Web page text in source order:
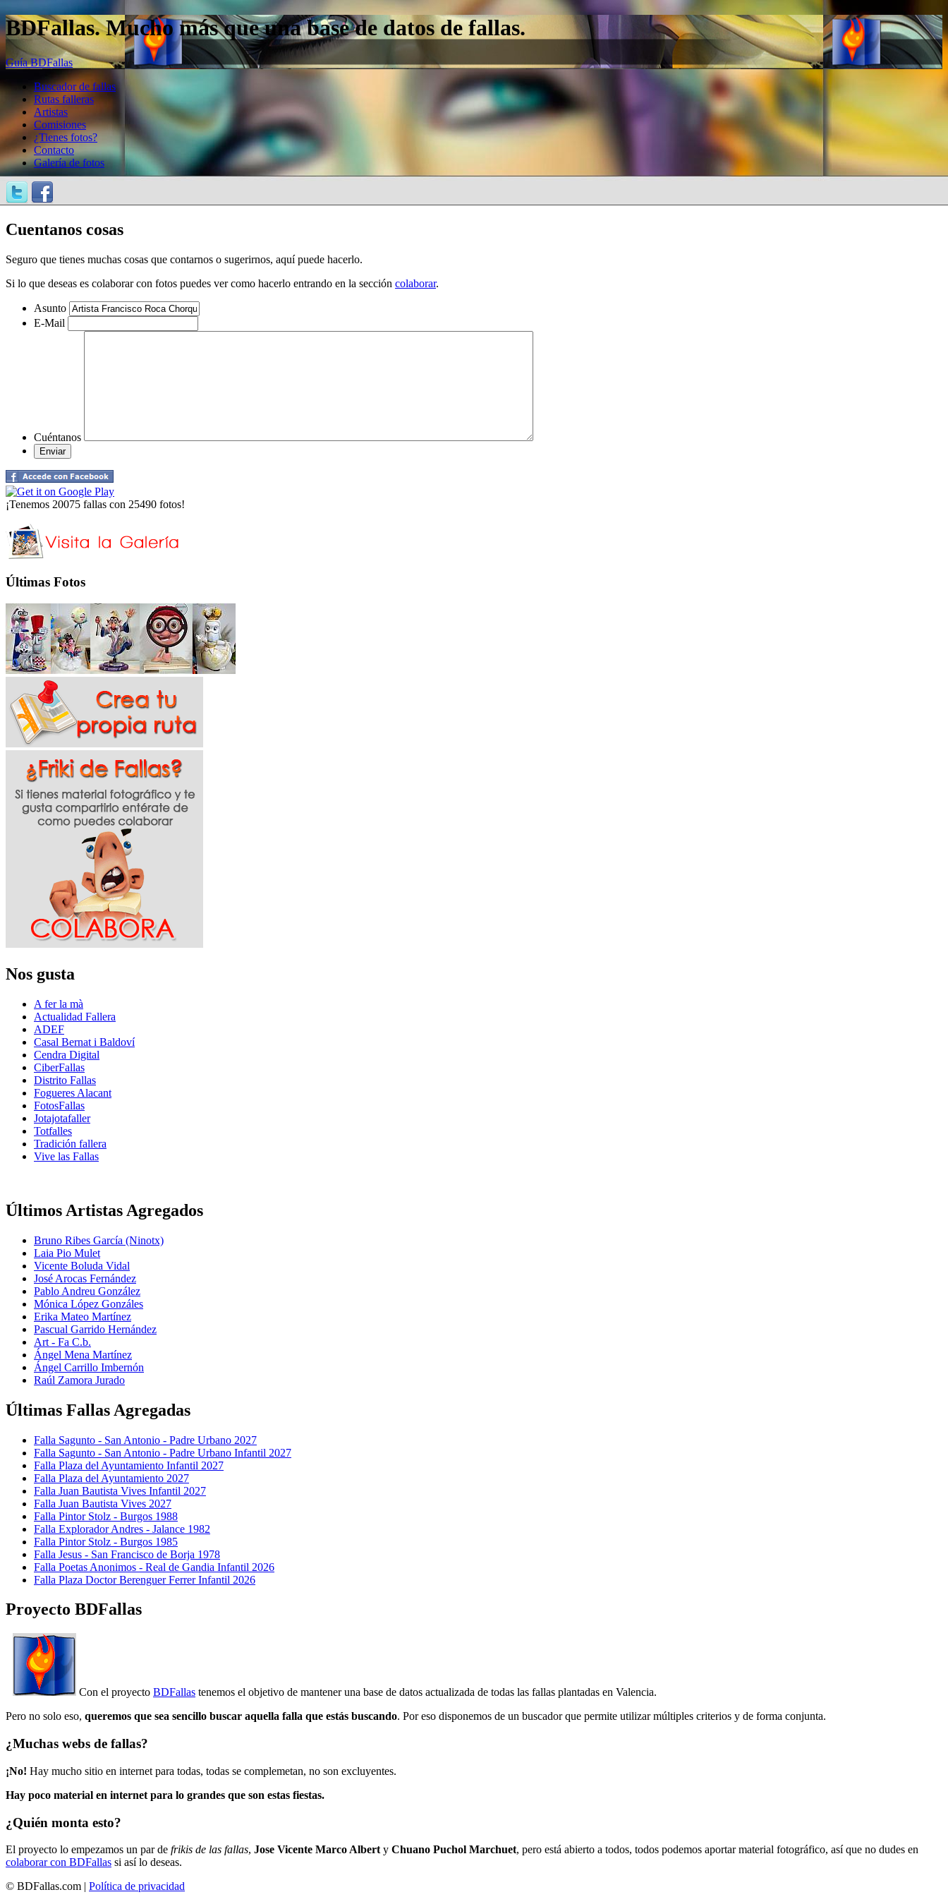
BDFallas. Mucho más que una base de datos de fallas.
Guía BDFallas
Buscador de fallas
Rutas falleras
Artistas
Comisiones
¿Tienes fotos?
Contacto
Galería de fotos
Cuentanos cosas
Seguro que tienes muchas cosas que contarnos o sugerirnos, aquí puede hacerlo.
Si lo que deseas es colaborar con fotos puedes ver como hacerlo entrando en la sección colaborar.
Asunto
E-Mail
Cuéntanos
¡Tenemos 20075 fallas con 25490 fotos!
Últimas Fotos
Nos gusta
A fer la mà
Actualidad Fallera
ADEF
Casal Bernat i Baldoví
Cendra Digital
CiberFallas
Distrito Fallas
Fogueres Alacant
FotosFallas
Jotajotafaller
Totfalles
Tradición fallera
Vive las Fallas
Últimos Artistas Agregados
Bruno Ribes García (Ninotx)
Laia Pio Mulet
Vicente Boluda Vidal
José Arocas Fernández
Pablo Andreu González
Mónica López Gonzáles
Erika Mateo Martínez
Pascual Garrido Hernández
Art - Fa C.b.
Ángel Mena Martínez
Ángel Carrillo Imbernón
Raúl Zamora Jurado
Últimas Fallas Agregadas
Falla Sagunto - San Antonio - Padre Urbano 2027
Falla Sagunto - San Antonio - Padre Urbano Infantil 2027
Falla Plaza del Ayuntamiento Infantil 2027
Falla Plaza del Ayuntamiento 2027
Falla Juan Bautista Vives Infantil 2027
Falla Juan Bautista Vives 2027
Falla Pintor Stolz - Burgos 1988
Falla Explorador Andres - Jalance 1982
Falla Pintor Stolz - Burgos 1985
Falla Jesus - San Francisco de Borja 1978
Falla Poetas Anonimos - Real de Gandia Infantil 2026
Falla Plaza Doctor Berenguer Ferrer Infantil 2026
Proyecto BDFallas
Con el proyecto BDFallas tenemos el objetivo de mantener una base de datos actualizada de todas las fallas plantadas en Valencia.
Pero no solo eso, queremos que sea sencillo buscar aquella falla que estás buscando. Por eso disponemos de un buscador que permite utilizar múltiples criterios y de forma conjunta.
¿Muchas webs de fallas?
¡No! Hay mucho sitio en internet para todas, todas se complemetan, no son excluyentes.
Hay poco material en internet para lo grandes que son estas fiestas.
¿Quién monta esto?
El proyecto lo empezamos un par de frikis de las fallas, Jose Vicente Marco Albert y Chuano Puchol Marchuet, pero está abierto a todos, todos podemos aportar material fotográfico, así que no dudes en
colaborar con BDFallas si así lo deseas.
© BDFallas.com | Política de privacidad